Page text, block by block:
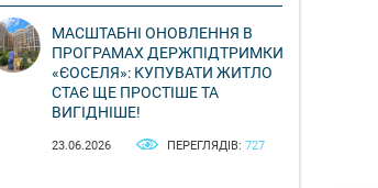
МАСШТАБНІ ОНОВЛЕННЯ В
ПРОГРАМАХ ДЕРЖПІДТРИМКИ
«ЄОСЕЛЯ»: КУПУВАТИ ЖИТЛО
СТАЄ ЩЕ ПРОСТІШЕ ТА
ВИГІДНІШЕ!
23.06.2026 ПЕРЕГЛЯДІВ: 727